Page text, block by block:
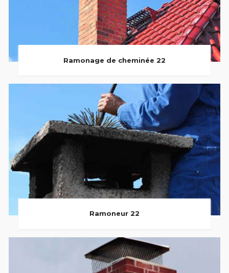
Ramonage de cheminée 22
Ramoneur 22